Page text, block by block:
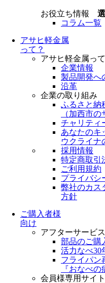
お役立ち情報
コラム一覧
アサヒ軽金属
って？
アサヒ軽金属っ
企業情報
製品開発へ
沿革
企業の取り組み
ふるさと納
（加西市の
チャリティ
あなたのキ
ウクライナ
採用情報
特定商取引
ご利用規約
プライバシ
弊社のカス
方針
ご購入者様
向け
アフターサービス
部品のご購
活力なべ30
フライパン
『おなべの
会員様専用サイト